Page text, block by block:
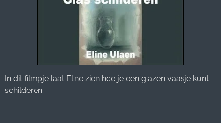
In dit filmpje laat Eline zien hoe je een glazen vaasje kunt
schilderen.